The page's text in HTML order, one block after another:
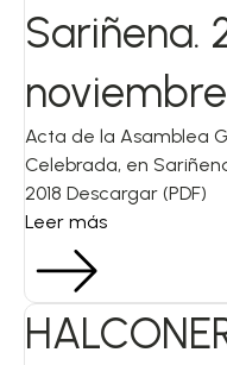
Sariñena.
Acta de la Asamblea
Celebrada, en
2018 Descargar (PDF)
Leer más